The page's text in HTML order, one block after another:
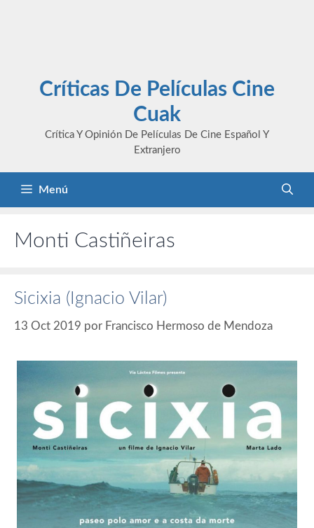
Críticas De Películas Cine
Cuak
Crítica Y Opinión De Películas De Cine Español Y
Extranjero
Menú
Monti Castiñeiras
Sicixia (Ignacio Vilar)
13 Oct 2019 por Francisco Hermoso de Mendoza